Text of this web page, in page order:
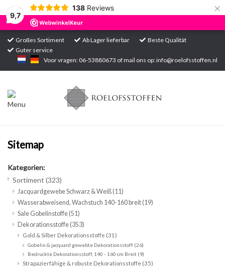
9,7
138 Reviews ×
Großes Sortiment Ab Lager lieferbar
Beste Qualität
Guter service
Voor vragen: 06-53880673 of mail ons op:info@roelofsstoffen.nl
Startseite
Sitemap
Kategorien:
Sortiment (323)
Jacquardgewebe Schwarz & Weiß(11)
Wasserabweisend, Wachstuch 140-160 breit(19)
Sale Gobelinstoffe(51)
Dekorationsstoffe(353)
Gold & Silber Dekorationsstoffe (31)
Gobelin & jacquard gewebte Dekorationsstoff (26)
Bedruckte Dekorationsstoff, 140 - 160 cm Breit (9)
Strapazierfähige & robuste Dekorationsstoffe (35)